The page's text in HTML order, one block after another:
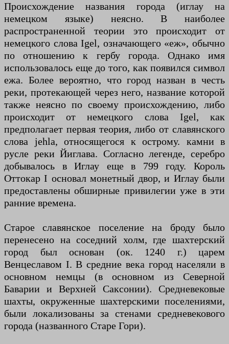
Происхождение названия города (иглау на
немецком языке) неясно. В наиболее
распространенной теории это происходит от
немецкого слова Igel, означающего «еж», обычно
по отношению к гербу города. Однако имя
использовалось еще до того, как появился символ
ежа. Более вероятно, что город назван в честь
реки, протекающей через него, название которой
также неясно по своему происхождению, либо
происходит от немецкого слова Igel, как
предполагает первая теория, либо от славянского
слова jehla, относящегося к острому. камни в
русле реки Йиглава. Согласно легенде, серебро
добывалось в Иглау еще в 799 году. Король
Оттокар I основал монетный двор, и Иглау были
предоставлены обширные привилегии уже в эти
ранние времена.
Старое славянское поселение на броду было
перенесено на соседний холм, где шахтерский
город был основан (ок. 1240 г.) царем
Венцеславом I. В средние века город населяли в
основном немцы (в основном из Северной
Баварии и Верхней Саксонии). Средневековые
шахты, окруженные шахтерскими поселениями,
были локализованы за стенами средневекового
города (названного Старе Гори).